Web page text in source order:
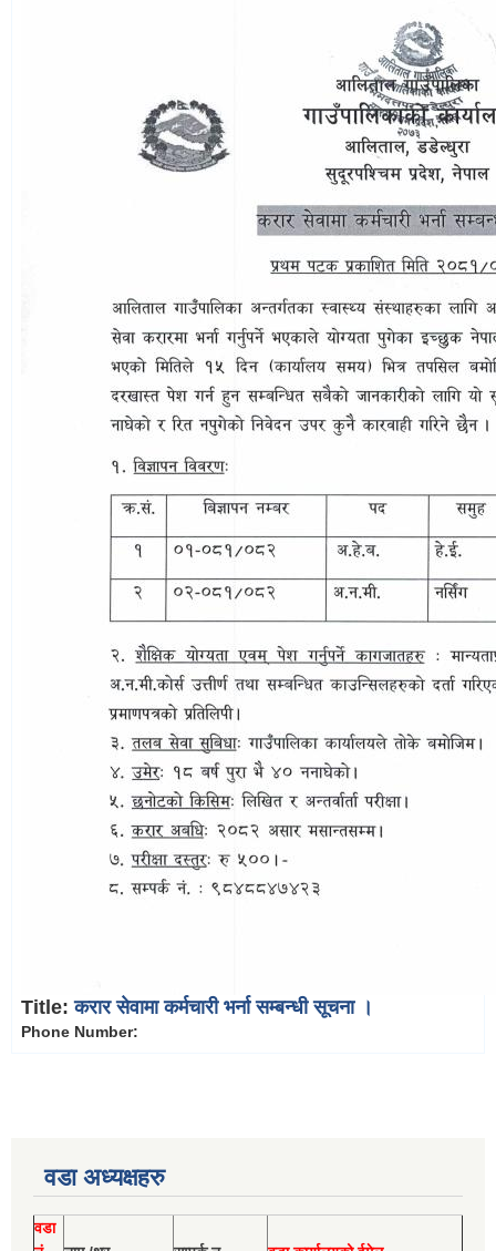
Title:करार सेवामा कर्मचारी भर्ना सम्बन्धी सूचना ।
Phone Number:
वडा अध्यक्षहरु
वडा